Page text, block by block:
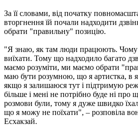
За її словами, від початку
вторгнення їй почали надходити
обрати "правильну" позицію.
"Я знаю, як там люди працюють. Чому
виїхати. Тому що надходило багато
маємо розуміти, ми маємо обрати
маю бути розумною, що я артистка, в
якщо я залишаюся тут і підтримую
більше і мені не потрібно буде ні про
розмови були, тому я дуже швидко
що я можу не поїхати", – розповіла
Есхакзай.